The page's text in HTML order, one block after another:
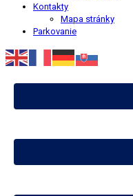
Kontakty
Mapa stránky
Parkovanie